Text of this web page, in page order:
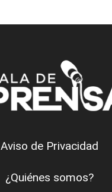
Aviso de Privacidad
¿Quiénes somos?